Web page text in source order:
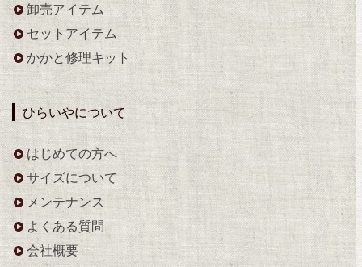
卸売アイテム
セットアイテム
かかと修理キット
ひらいやについて
はじめての方へ
サイズについて
メンテナンス
よくある質問
会社概要